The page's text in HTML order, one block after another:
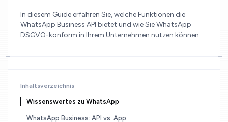
In diesem Guide erfahren Sie, welche Funktionen die
WhatsApp Business API bietet und wie Sie WhatsApp
DSGVO-konform in Ihrem Unternehmen nutzen können.
Inhaltsverzeichnis
Wissenswertes zu WhatsApp
WhatsApp Business: API vs. App